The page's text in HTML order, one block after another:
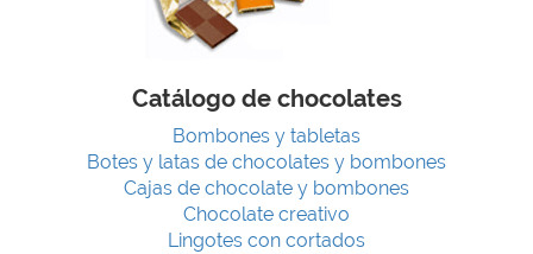
Catálogo de chocolates
Bombones y tabletas
Botes y latas de chocolates y bombones
Cajas de chocolate y bombones
Chocolate creativo
Lingotes con cortados